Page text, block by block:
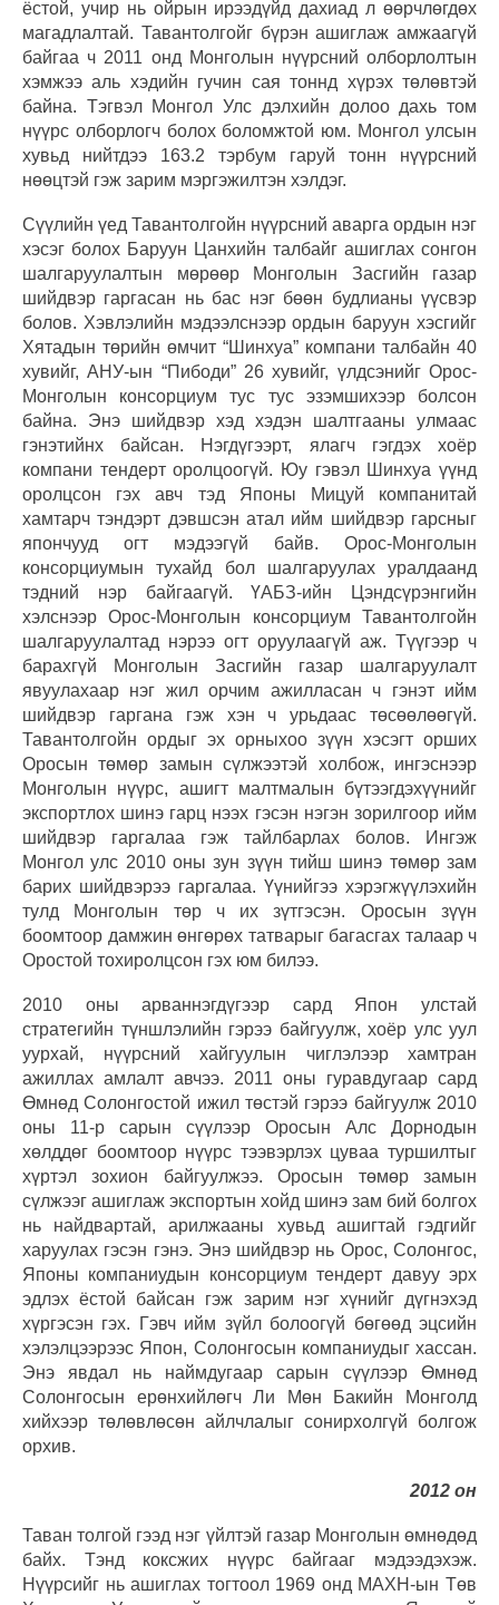
ёстой, учир нь ойрын ирээдүйд дахиад л өөрчлөгдөх
магадлалтай. Тавантолгойг бүрэн ашиглаж амжаагүй
байгаа ч 2011 онд Монголын нүүрсний олборлолтын
хэмжээ аль хэдийн гучин сая тоннд хүрэх төлөвтэй
байна. Тэгвэл Монгол Улс дэлхийн долоо дахь том
нүүрс олборлогч болох боломжтой юм. Монгол улсын
хувьд нийтдээ 163.2 тэрбум гаруй тонн нүүрсний
нөөцтэй гэж зарим мэргэжилтэн хэлдэг.
Сүүлийн үед Тавантолгойн нүүрсний аварга ордын нэг
хэсэг болох Баруун Цанхийн талбайг ашиглах сонгон
шалгаруулалтын мөрөөр Монголын Засгийн газар
шийдвэр гаргасан нь бас нэг бөөн будлианы үүсвэр
болов. Хэвлэлийн мэдээлснээр ордын баруун хэсгийг
Хятадын төрийн өмчит “Шинхуа” компани талбайн 40
хувийг, АНУ-ын “Пибоди” 26 хувийг, үлдсэнийг Орос-
Монголын консорциум тус тус эзэмшихээр болсон
байна. Энэ шийдвэр хэд хэдэн шалтгааны улмаас
гэнэтийнх байсан. Нэгдүгээрт, ялагч гэгдэх хоёр
компани тендерт оролцоогүй. Юу гэвэл Шинхуа үүнд
оролцсон гэх авч тэд Японы Мицуй компанитай
хамтарч тэндэрт дэвшсэн атал ийм шийдвэр гарсныг
япончууд огт мэдээгүй байв. Орос-Монголын
консорциумын тухайд бол шалгаруулах уралдаанд
тэдний нэр байгаагүй. ҮАБЗ-ийн Цэндсүрэнгийн
хэлснээр Орос-Монголын консорциум Тавантолгойн
шалгаруулалтад нэрээ огт оруулаагүй аж. Түүгээр ч
барахгүй Монголын Засгийн газар шалгаруулалт
явуулахаар нэг жил орчим ажилласан ч гэнэт ийм
шийдвэр гаргана гэж хэн ч урьдаас төсөөлөөгүй.
Тавантолгойн ордыг эх орныхоо зүүн хэсэгт орших
Оросын төмөр замын сүлжээтэй холбож, ингэснээр
Монголын нүүрс, ашигт малтмалын бүтээгдэхүүнийг
экспортлох шинэ гарц нээх гэсэн нэгэн зорилгоор ийм
шийдвэр гаргалаа гэж тайлбарлах болов. Ингэж
Монгол улс 2010 оны зун зүүн тийш шинэ төмөр зам
барих шийдвэрээ гаргалаа. Үүнийгээ хэрэгжүүлэхийн
тулд Монголын төр ч их зүтгэсэн. Оросын зүүн
боомтоор дамжин өнгөрөх татварыг багасгах талаар ч
Оростой тохиролцсон гэх юм билээ.
2010 оны арваннэгдүгээр сард Япон улстай
стратегийн түншлэлийн гэрээ байгуулж, хоёр улс уул
уурхай, нүүрсний хайгуулын чиглэлээр хамтран
ажиллах амлалт авчээ. 2011 оны гуравдугаар сард
Өмнөд Солонгостой ижил төстэй гэрээ байгуулж 2010
оны 11-р сарын сүүлээр Оросын Алс Дорнодын
хөлддөг боомтоор нүүрс тээвэрлэх цуваа туршилтыг
хүртэл зохион байгуулжээ. Оросын төмөр замын
сүлжээг ашиглаж экспортын хойд шинэ зам бий болгох
нь найдвартай, арилжааны хувьд ашигтай гэдгийг
харуулах гэсэн гэнэ. Энэ шийдвэр нь Орос, Солонгос,
Японы компаниудын консорциум тендерт давуу эрх
эдлэх ёстой байсан гэж зарим нэг хүнийг дүгнэхэд
хүргэсэн гэх. Гэвч ийм зүйл болоогүй бөгөөд эцсийн
хэлэлцээрээс Япон, Солонгосын компаниудыг хассан.
Энэ явдал нь наймдугаар сарын сүүлээр Өмнөд
Солонгосын ерөнхийлөгч Ли Мөн Бакийн Монголд
хийхээр төлөвлөсөн айлчлалыг сонирхолгүй болгож
орхив.
2012 он
Таван толгой гээд нэг үйлтэй газар Монголын өмнөдөд
байх. Тэнд коксжих нүүрс байгааг мэдээдэхэж.
Нүүрсийг нь ашиглах тогтоол 1969 онд МАХН-ын Төв